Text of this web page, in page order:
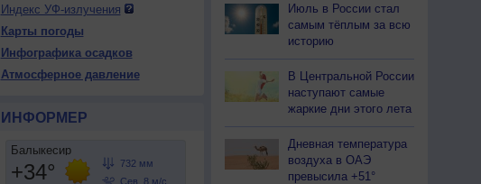
Индекс УФ-излучения
Карты погоды
Инфографика осадков
Атмосферное давление
ИНФОРМЕР
Июль в России стал
самым тёплым за всю
историю
В Центральной России
наступают самые
жаркие дни этого лета
Дневная температура
воздуха в ОАЭ
превысила +51°